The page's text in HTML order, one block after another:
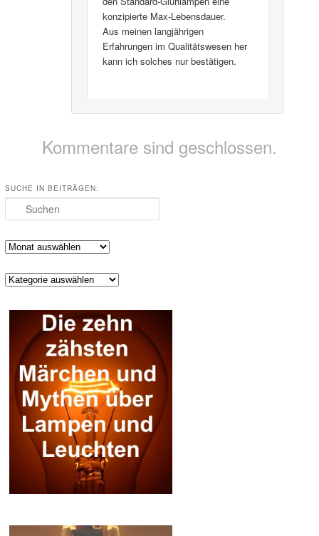
konzipierte Max-Lebensdauer.
Aus meinen langjährigen
Erfahrungen im Qualitätswesen her
kann ich solches nur bestätigen.
Kommentare sind geschlossen.
SUCHE IN BEITRÄGEN:
Suchen